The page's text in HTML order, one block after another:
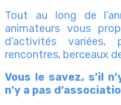
Tout au long de
animateurs vous
d’activités
rencontres, berceaux
Vous le savez, s’il
n’y a pas